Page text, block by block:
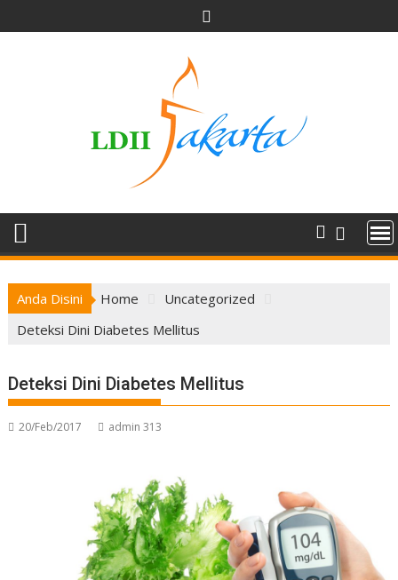
to
Anda Disini Home
Uncategorized
Deteksi Dini Diabetes Mellitus
Deteksi Dini Diabetes Mellitus
20/Feb/2017 admin 313